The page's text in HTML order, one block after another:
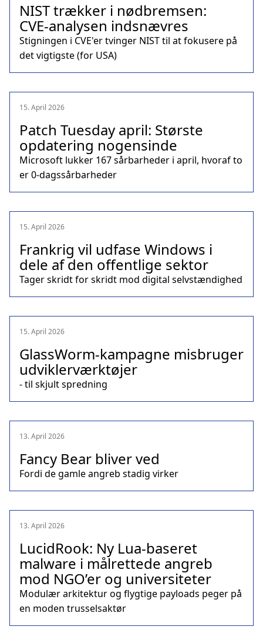
NIST trækker i nødbremsen:
CVE‑analysen indsnævres
Stigningen i CVE'er tvinger NIST til at fokusere på
det vigtigste (for USA)
15. April 2026
Patch Tuesday april: Største
opdatering nogensinde
Microsoft lukker 167 sårbarheder i april, hvoraf to
er 0-dagssårbarheder
15. April 2026
Frankrig vil udfase Windows i
dele af den offentlige sektor
Tager skridt for skridt mod digital selvstændighed
15. April 2026
GlassWorm-kampagne misbruger
udviklerværktøjer
- til skjult spredning
13. April 2026
Fancy Bear bliver ved
Fordi de gamle angreb stadig virker
13. April 2026
LucidRook: Ny Lua-baseret
malware i målrettede angreb
mod NGO’er og universiteter
Modulær arkitektur og flygtige payloads peger på
en moden trusselsaktør